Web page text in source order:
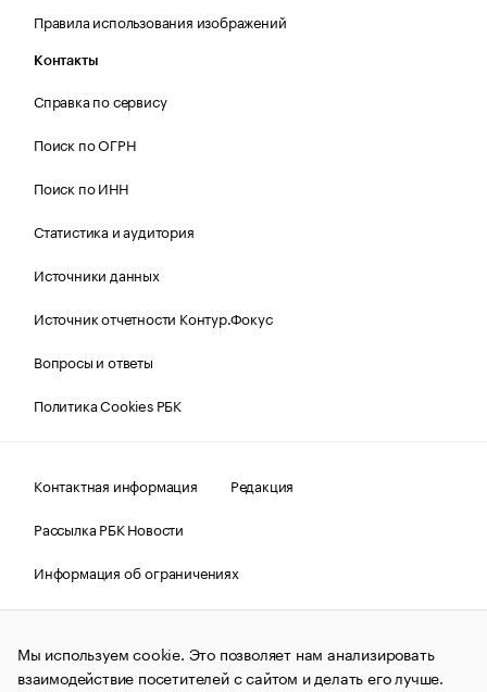
Правила использования изображений
Контакты
Справка по сервису
Поиск по ОГРН
Поиск по ИНН
Статистика и аудитория
Источники данных
Источник отчетности Контур.Фокус
Вопросы и ответы
Политика Cookies РБК
Контактная информация
Редакция
Рассылка РБК Новости
Информация об ограничениях
Правовая информация
О соблюдении авторских прав
© АО «РОСБИЗНЕСКОНСАЛТИНГ»,1995–2026.Сообщения
и материалы информационного агентства «РБК»
Мы используем cookie. Это позволяет нам анализировать
взаимодействие посетителей с сайтом и делать его лучше.